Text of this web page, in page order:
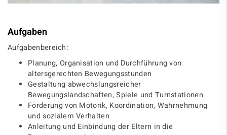
Aufgaben
Aufgabenbereich:
Planung, Organisation und Durchführung von
altersgerechten Bewegungsstunden
Gestaltung abwechslungsreicher
Bewegungslandschaften, Spiele und Turnstationen
Förderung von Motorik, Koordination, Wahrnehmung
und sozialem Verhalten
Anleitung und Einbindung der Eltern in die